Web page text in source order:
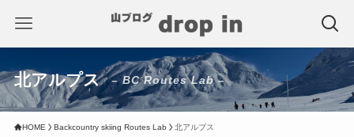
北アルプス – BC Routes Lab –
HOME Backcountry skiing Routes Lab 北アルプス